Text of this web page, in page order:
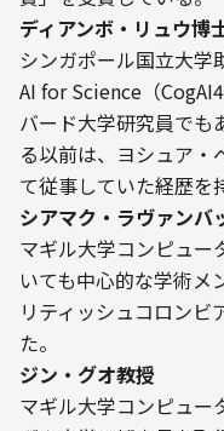
ディアンボ・リュウ博
シンガポール国立大
AI for Science（
バード大学研究員でも
る以前は、ヨシュア・
て従事していた経歴を
シアマク・ラヴァンバ
マギル大学コンピュー
いても中心的な学術メ
リティッシュコロンビ
た。
ジン・グオ教授
マギル大学コンピュー